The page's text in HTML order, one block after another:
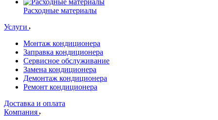
Расходные материалы
Услуги
Монтаж кондиционера
Заправка кондиционера
Сервисное обслуживание
Замена кондиционера
Демонтаж кондиционера
Ремонт кондиционера
Доставка и оплата
Компания